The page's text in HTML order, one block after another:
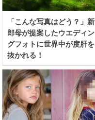
「こんな写真はどう？」新
郎母が提案したウエディン
グフォトに世界中が度肝を
抜かれる！